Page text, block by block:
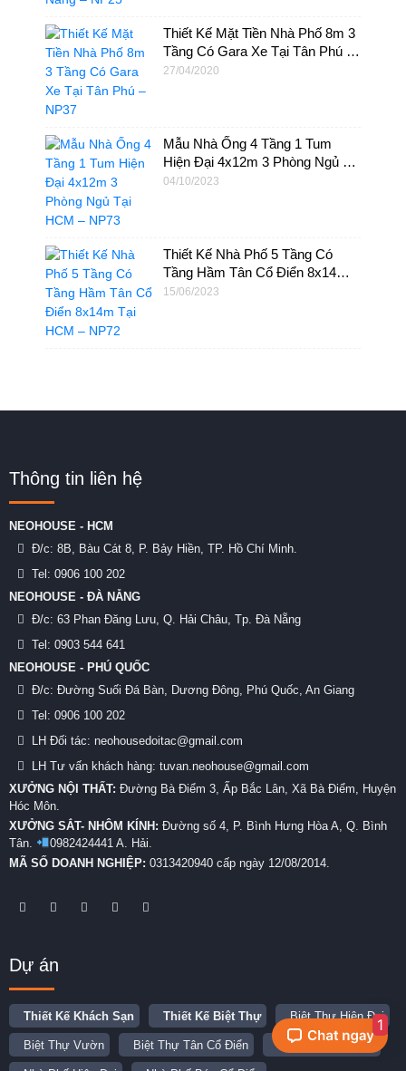
Thiết Kế Mặt Tiền Nhà Phố 8m 3
Tầng Có Gara Xe Tại Tân Phú –
NP37
27/04/2020
Mẫu Nhà Ống 4 Tầng 1 Tum
Hiện Đại 4x12m 3 Phòng Ngủ Tại
HCM – NP73
04/10/2023
Thiết Kế Nhà Phố 5 Tầng Có
Tầng Hầm Tân Cổ Điển 8x14m
Tại HCM – NP72
15/06/2023
Thông tin liên hệ
NEOHOUSE - HCM
Đ/c: 8B, Bàu Cát 8, P. Bảy Hiền, TP. Hồ Chí Minh.
Tel: 0906 100 202
NEOHOUSE - ĐÀ NẴNG
Đ/c: 63 Phan Đăng Lưu, Q. Hải Châu, Tp. Đà Nẵng
Tel: 0903 544 641
NEOHOUSE - PHÚ QUỐC
Đ/c: Đường Suối Đá Bàn, Dương Đông, Phú Quốc, An Giang
Tel: 0906 100 202
LH Đối tác: neohousedoitac@gmail.com
LH Tư vấn khách hàng: tuvan.neohouse@gmail.com
XƯỞNG NỘI THẤT: Đường Bà Điểm 3, Ấp Bắc Lân, Xã Bà Điểm, Huyện
Hóc Môn.
XƯỞNG SẮT- NHÔM KÍNH: Đường số 4, P. Bình Hưng Hòa A, Q. Bình
Tân.
0982424441 A. Hải.
MÃ SỐ DOANH NGHIỆP: 0313420940 cấp ngày 12/08/2014.
Dự án
Thiết Kế Khách Sạn Thiết Kế Biệt Thự Biệt Thự Hiện Đại
Biệt Thự Vườn Biệt Thự Tân Cổ Điển Thiết Kế Nhà Phố
1